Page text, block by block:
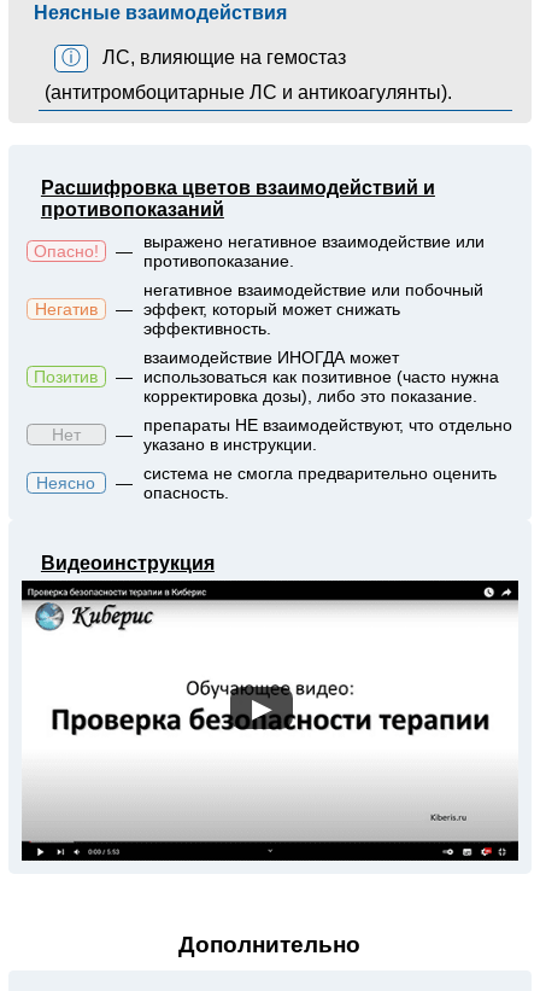
Неясные взаимодействия
ⓘ
ЛС, влияющие на гемостаз
(антитромбоцитарные ЛС и антикоагулянты).
Расшифровка цветов взаимодействий и
противопоказаний
Опасно! —
выражено негативное взаимодействие или
противопоказание.
Негатив —
негативное взаимодействие или побочный
эффект, который может снижать
эффективность.
Позитив —
взаимодействие ИНОГДА может
использоваться как позитивное (часто нужна
корректировка дозы), либо это показание.
Нет
—
препараты НЕ взаимодействуют, что отдельно
указано в инструкции.
Неясно
— система не смогла предварительно оценить
опасность.
Видеоинструкция
▶
Дополнительно